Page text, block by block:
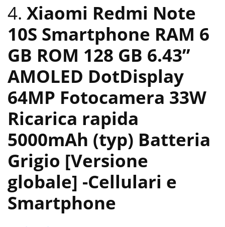
4. Xiaomi Redmi Note
10S Smartphone RAM 6
GB ROM 128 GB 6.43”
AMOLED DotDisplay
64MP Fotocamera 33W
Ricarica rapida
5000mAh (typ) Batteria
Grigio [Versione
globale] -Cellulari e
Smartphone